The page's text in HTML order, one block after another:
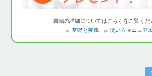
書籍の詳細についてはこちらをご覧くだ
基礎と実践
使い方マニュア